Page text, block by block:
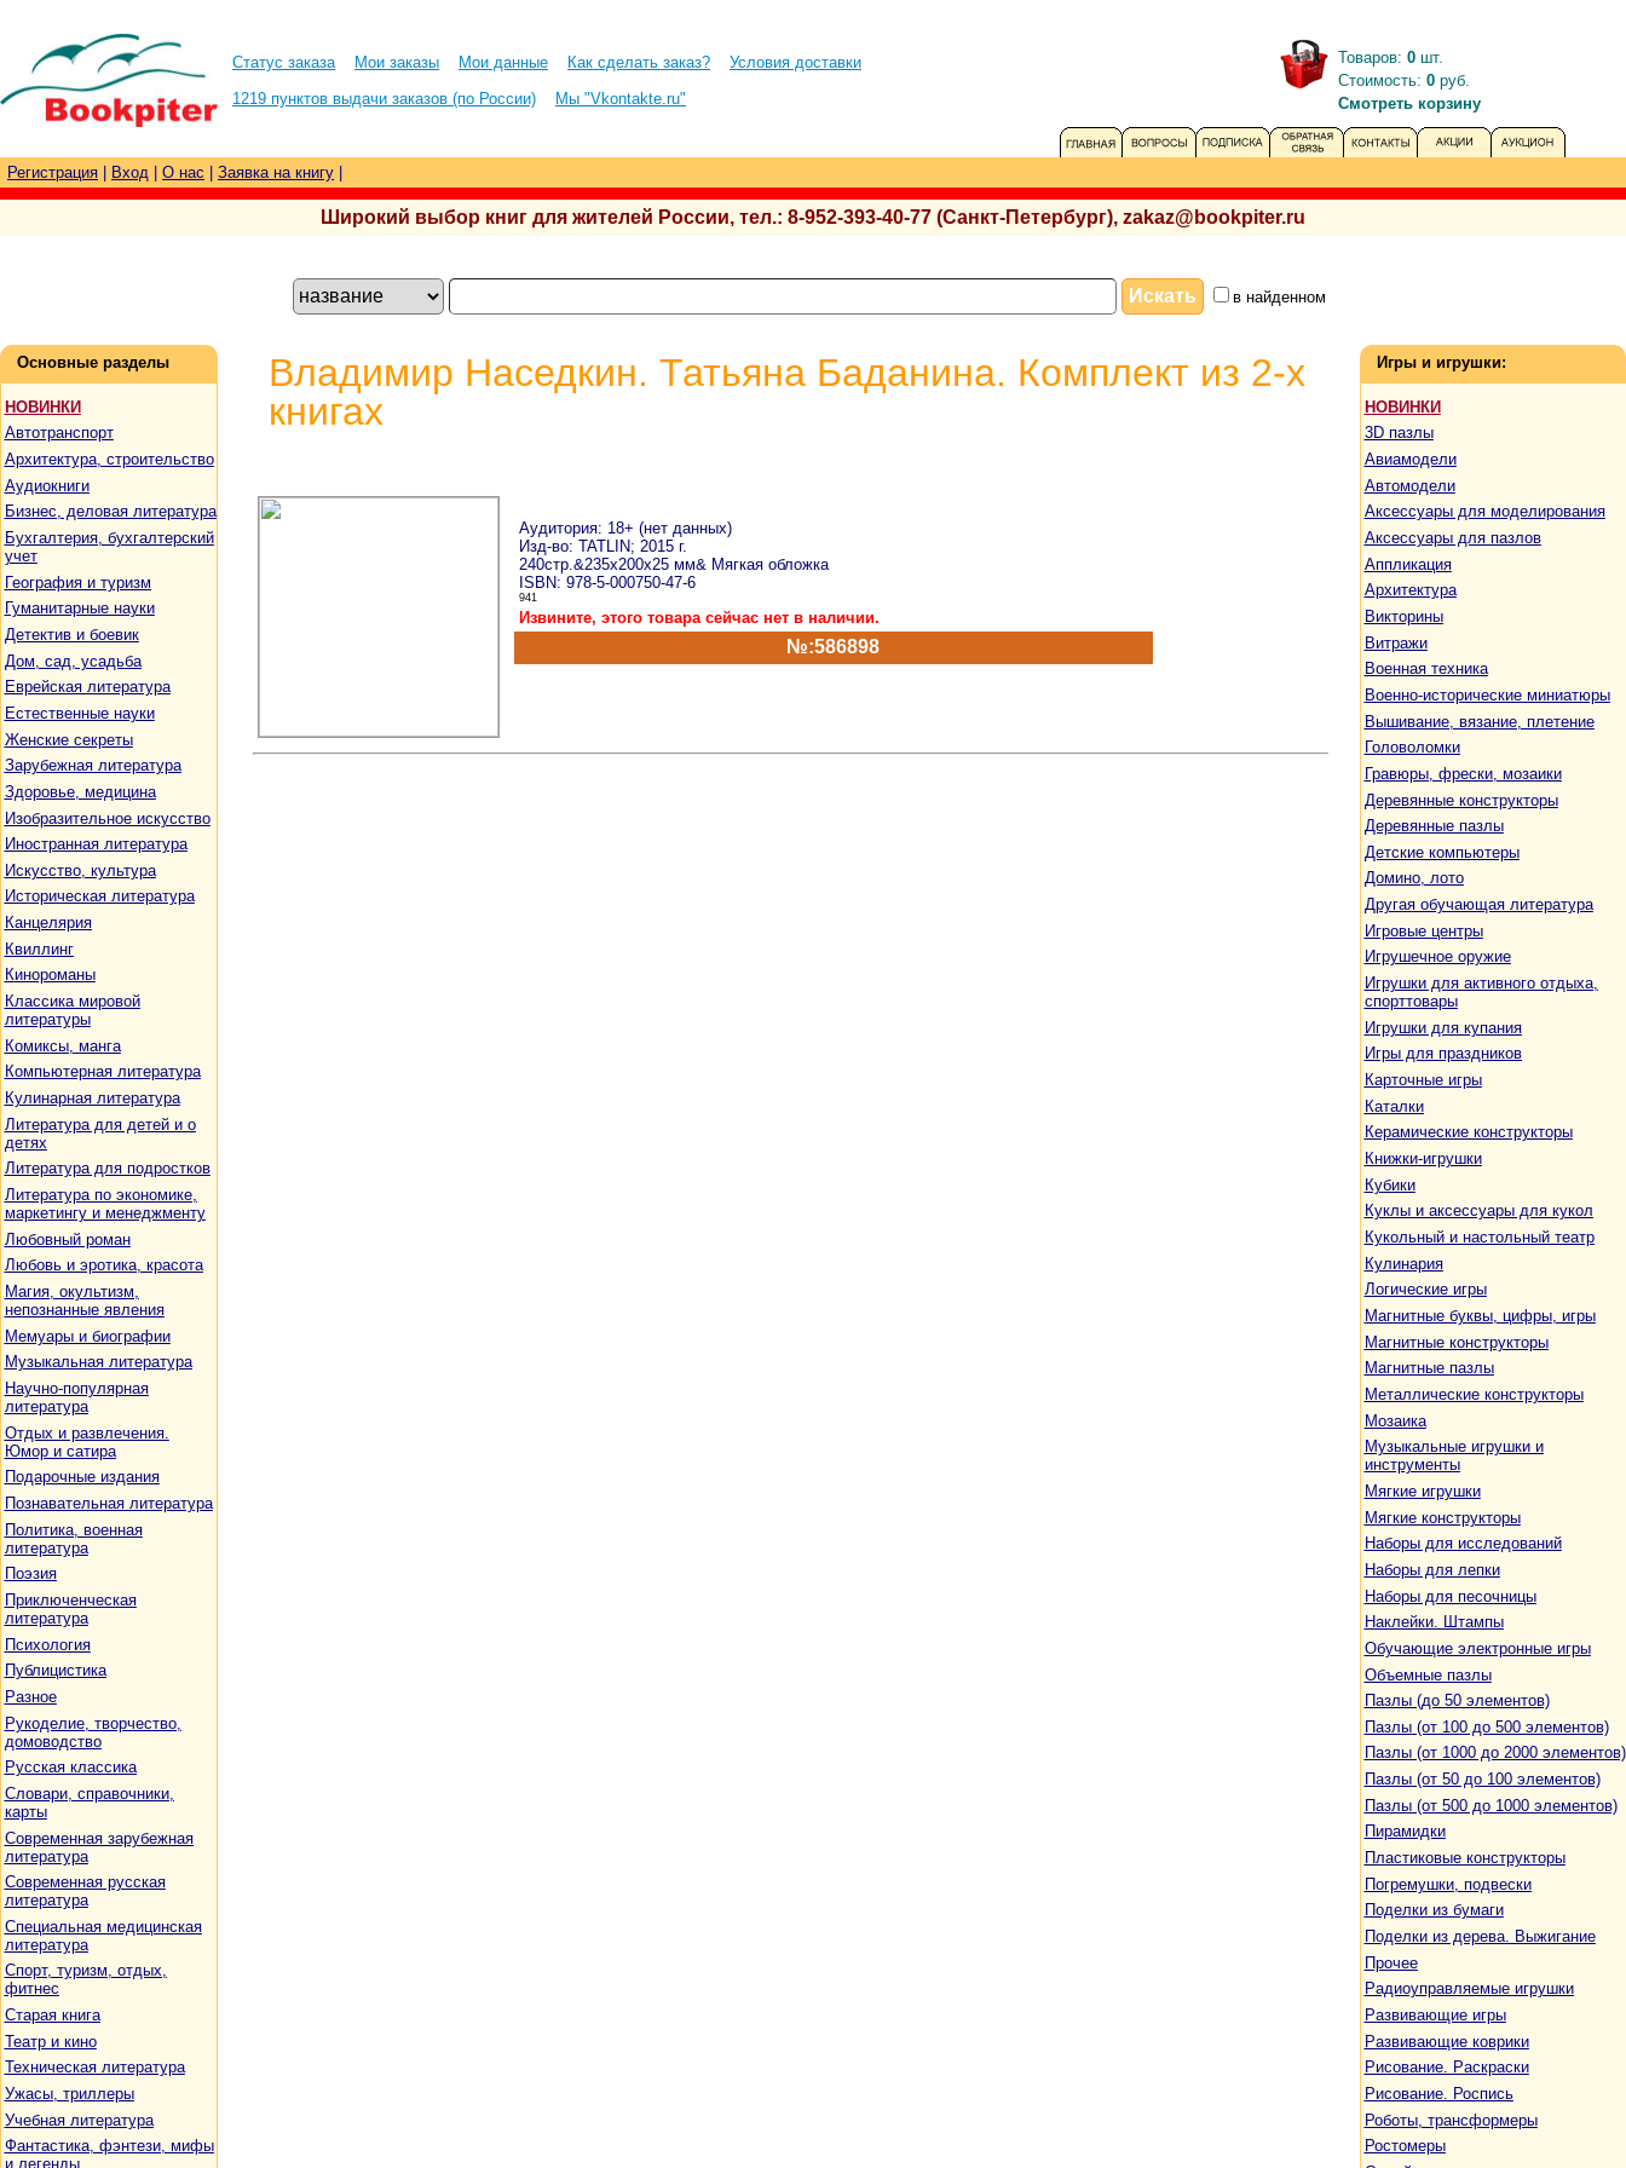
Статус заказа Мои заказы Мои данные Как сделать заказ?
Условия доставки
1219 пунктов выдачи заказов (по России)
Мы "Vkontakte.ru"
Товаров: 0 шт.
Стоимость: 0 руб.
Смотреть корзину
Регистрация Вход О нас Заявка на книгу
Широкий выбор книг для жителей России, тел.: 8-952-393-40-77 (Санкт-Петербург), zakaz@bookpiter.ru
в найденном
Основные разделы
НОВИНКИ
Автотранспорт
Архитектура, строительство
Аудиокниги
Бизнес, деловая литература
Бухгалтерия, бухгалтерский
учет
География и туризм
Гуманитарные науки
Детектив и боевик
Дом, сад, усадьба
Еврейская литература
Естественные науки
Женские секреты
Зарубежная литература
Здоровье, медицина
Изобразительное искусство
Иностранная литература
Искусство, культура
Историческая литература
Канцелярия
Квиллинг
Кинороманы
Классика мировой
литературы
Комиксы, манга
Компьютерная литература
Кулинарная литература
Литература для детей и о
детях
Литература для подростков
Литература по экономике,
маркетингу и менеджменту
Любовный роман
Любовь и эротика, красота
Магия, окультизм,
непознанные явления
Мемуары и биографии
Музыкальная литература
Научно-популярная
литература
Отдых и развлечения.
Юмор и сатира
Подарочные издания
Познавательная литература
Политика, военная
литература
Поэзия
Приключенческая
литература
Психология
Публицистика
Разное
Рукоделие, творчество,
домоводство
Русская классика
Словари, справочники,
карты
Современная зарубежная
литература
Современная русская
литература
Специальная медицинская
литература
Спорт, туризм, отдых,
фитнес
Старая книга
Театр и кино
Техническая литература
Ужасы, триллеры
Учебная литература
Фантастика, фэнтези, мифы
и легенды
Владимир Наседкин. Татьяна Баданина. Комплект из 2-х
книгах
Аудитория: 18+ (нет данных)
Изд-во: TATLIN; 2015 г.
240стр.&235x200x25 мм& Мягкая обложка
ISBN: 978-5-000750-47-6
941
Извините, этого товара сейчас нет в наличии.
№:586898
Игры и игрушки:
НОВИНКИ
3D пазлы
Авиамодели
Автомодели
Аксессуары для моделирования
Аксессуары для пазлов
Аппликация
Архитектура
Викторины
Витражи
Военная техника
Военно-исторические миниатюры
Вышивание, вязание, плетение
Головоломки
Гравюры, фрески, мозаики
Деревянные конструкторы
Деревянные пазлы
Детские компьютеры
Домино, лото
Другая обучающая литература
Игровые центры
Игрушечное оружие
Игрушки для активного отдыха,
спорттовары
Игрушки для купания
Игры для праздников
Карточные игры
Каталки
Керамические конструкторы
Книжки-игрушки
Кубики
Куклы и аксессуары для кукол
Кукольный и настольный театр
Кулинария
Логические игры
Магнитные буквы, цифры, игры
Магнитные конструкторы
Магнитные пазлы
Металлические конструкторы
Мозаика
Музыкальные игрушки и
инструменты
Мягкие игрушки
Мягкие конструкторы
Наборы для исследований
Наборы для лепки
Наборы для песочницы
Наклейки. Штампы
Обучающие электронные игры
Объемные пазлы
Пазлы (до 50 элементов)
Пазлы (от 100 до 500 элементов)
Пазлы (от 1000 до 2000 элементов)
Пазлы (от 50 до 100 элементов)
Пазлы (от 500 до 1000 элементов)
Пирамидки
Пластиковые конструкторы
Погремушки, подвески
Поделки из бумаги
Поделки из дерева. Выжигание
Прочее
Радиоуправляемые игрушки
Развивающие игры
Развивающие коврики
Рисование. Раскраски
Рисование. Роспись
Роботы, трансформеры
Ростомеры